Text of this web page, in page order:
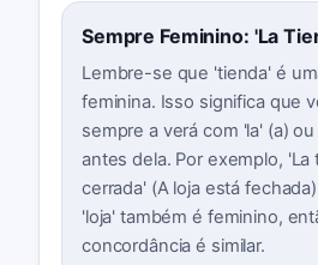
Sempre Feminino: 'La
Lembre-se que 'tienda' é
feminina. Isso significa que
sempre a verá com 'la' (a)
antes dela. Por exemplo, 'La
cerrada' (A loja está
'loja' também é feminino,
concordância é similar.